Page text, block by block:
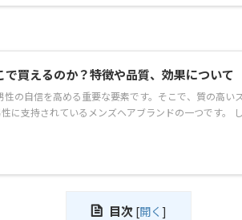
で買えるのか？特徴や品質、効果について
の自信を高める重要な要素です。そこで、質の高い
に支持されているメンズヘアブランドの一つです。
目次 [開く ]